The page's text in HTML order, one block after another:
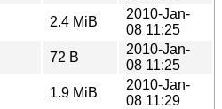
2.4 MiB
2010-Jan-
08 11:25
72 B
2010-Jan-
08 11:25
1.9 MiB
2010-Jan-
08 11:29